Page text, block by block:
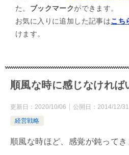
た。 ブックマークができます。
お気に入りに追加した記事はこち
けます。
順風な時に感じなければ
更新日： 2020/10/06 公開日： 2014/12/31
経営戦略
順風な時ほど、感覚が鈍ってき